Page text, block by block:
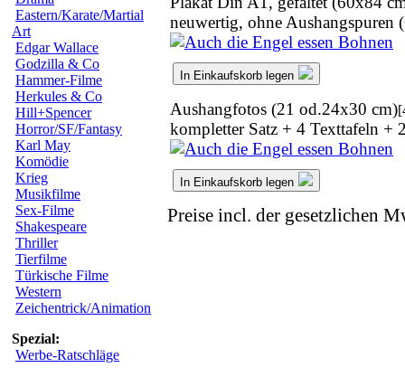
Eastern/Karate/Martial
Art
Edgar Wallace
Godzilla & Co
Hammer-Filme
Herkules & Co
Hill+Spencer
Horror/SF/Fantasy
Karl May
Komödie
Krieg
Musikfilme
Sex-Filme
Shakespeare
Thriller
Tierfilme
Türkische Filme
Western
Zeichentrick/Animation
Spezial:
Werbe-Ratschläge
neuwertig, ohne Aushangspuren
In Einkaufskorb legen
Aushangfotos (21 od.24x30 cm)
kompletter Satz + 4 Texttafeln +
In Einkaufskorb legen
Preise incl. der gesetzlichen